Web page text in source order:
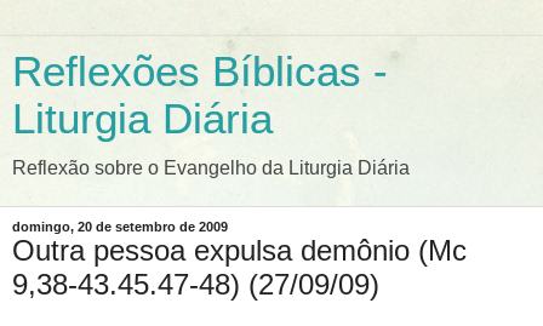
Reflexões Bíblicas -
Liturgia Diária
Reflexão sobre o Evangelho da Liturgia Diária
domingo, 20 de setembro de 2009
Outra pessoa expulsa demônio (Mc
9,38-43.45.47-48) (27/09/09)